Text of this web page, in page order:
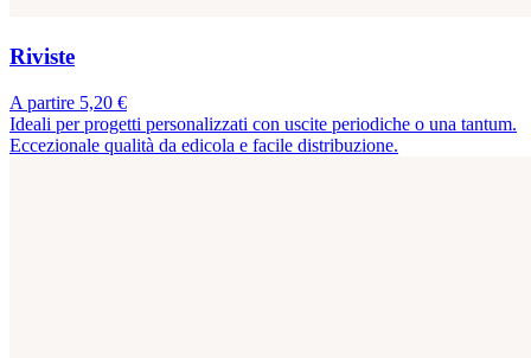
Riviste
A partire 5,20 €
Ideali per progetti personalizzati con uscite periodiche o una tantum.
Eccezionale qualità da edicola e facile distribuzione.